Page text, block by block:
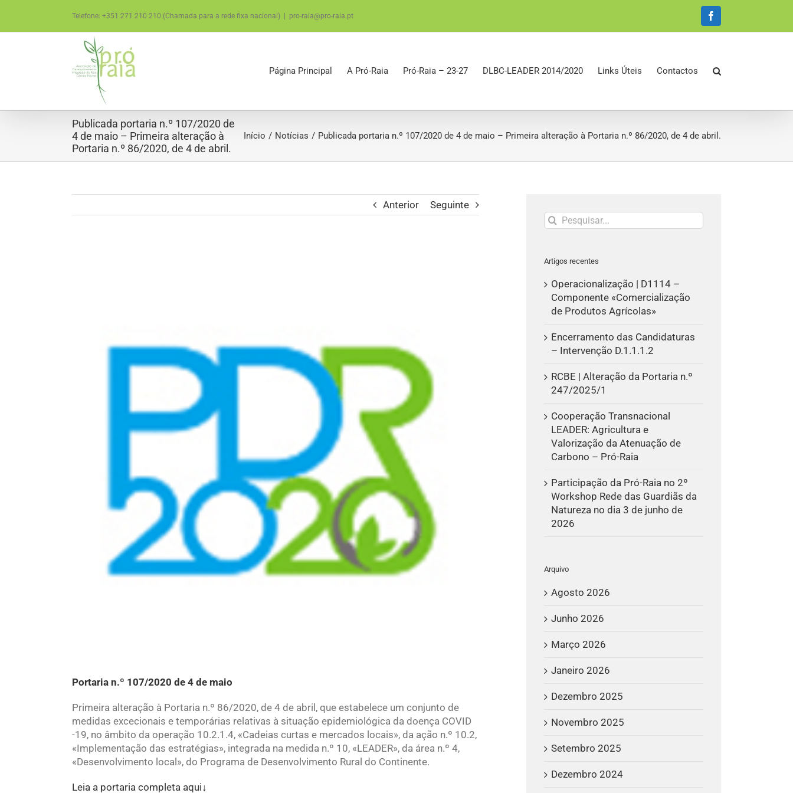
content
Telefone: +351 271 210 210 (Chamada para a rede fixa nacional) pro-raia@pro-raia.pt Facebook
Página Principal A Pró-Raia Pró-Raia – 23-27 DLBC-LEADER 2014/2020 Links Úteis Contactos
Publicada portaria n.º 107/2020 de
4 de maio – Primeira alteração à
Portaria n.º 86/2020, de 4 de abril.
Início Notícias Publicada portaria n.º 107/2020 de 4 de maio – Primeira alteração à Portaria n.º 86/2020, de 4 de abril.
Anterior Seguinte
Portaria n.º 107/2020 de 4 de maio
Primeira alteração à Portaria n.º 86/2020, de 4 de abril, que estabelece um conjunto de
medidas excecionais e temporárias relativas à situação epidemiológica da doença COVID
-19, no âmbito da operação 10.2.1.4, «Cadeias curtas e mercados locais», da ação n.º 10.2,
«Implementação das estratégias», integrada na medida n.º 10, «LEADER», da área n.º 4,
«Desenvolvimento local», do Programa de Desenvolvimento Rural do Continente.
Leia a portaria completa aqui↓
Pesquisar
Artigos recentes
Operacionalização | D1114 –
Componente «Comercialização
de Produtos Agrícolas»
Encerramento das Candidaturas
– Intervenção D.1.1.1.2
RCBE | Alteração da Portaria n.º
247/2025/1
Cooperação Transnacional
LEADER: Agricultura e
Valorização da Atenuação de
Carbono – Pró-Raia
Participação da Pró-Raia no 2º
Workshop Rede das Guardiãs da
Natureza no dia 3 de junho de
2026
Arquivo
Agosto 2026
Junho 2026
Março 2026
Janeiro 2026
Dezembro 2025
Novembro 2025
Setembro 2025
Dezembro 2024